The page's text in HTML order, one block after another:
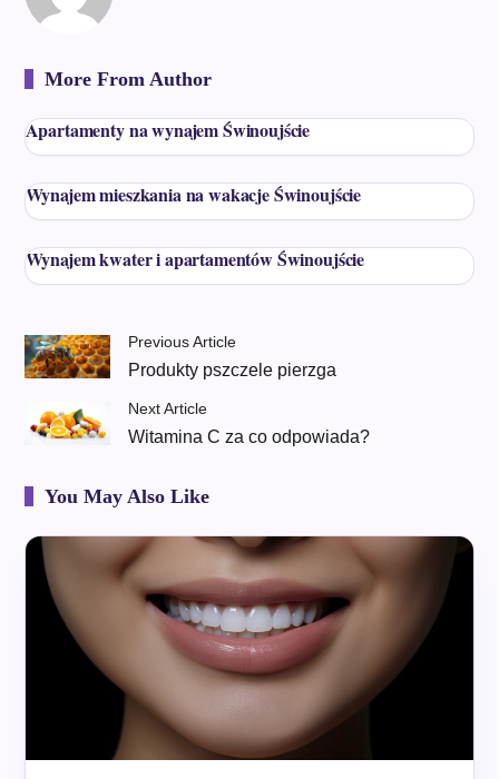
More From Author
Apartamenty na wynajem Świnoujście
Wynajem mieszkania na wakacje Świnoujście
Wynajem kwater i apartamentów Świnoujście
Previous Article
Produkty pszczele pierzga
Next Article
Witamina C za co odpowiada?
You May Also Like